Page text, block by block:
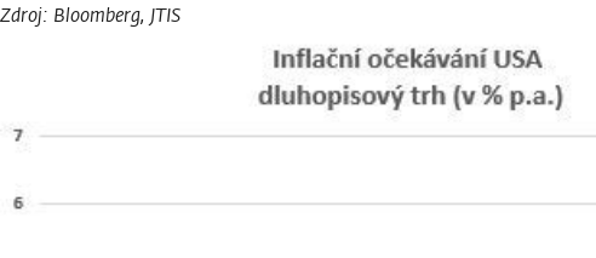
Zdroj: Bloomberg, JTIS